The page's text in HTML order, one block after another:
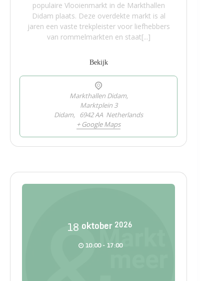
populaire Vlooienmarkt in de Markthallen
Didam plaats. Deze overdekte markt is al
jaren een vaste trekpleister voor liefhebbers
van rommelmarkten en staat[...]
Bekijk
Markthallen Didam,
Marktplein 3
Didam, 6942 AA Netherlands
+ Google Maps
18 oktober 2026
10:00 - 17:00